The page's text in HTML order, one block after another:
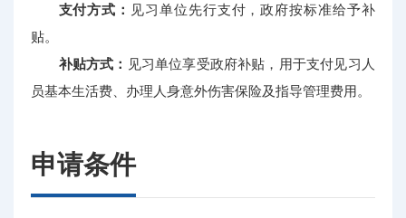
支付方式： 见习单位先行支付，政府按标准给予补
贴。
补贴方式： 见习单位享受政府补贴，用于支付见习人
员基本生活费、办理人身意外伤害保险及指导管理费用。
申请条件